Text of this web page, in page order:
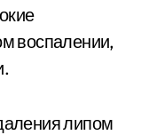
воспалении,
липом